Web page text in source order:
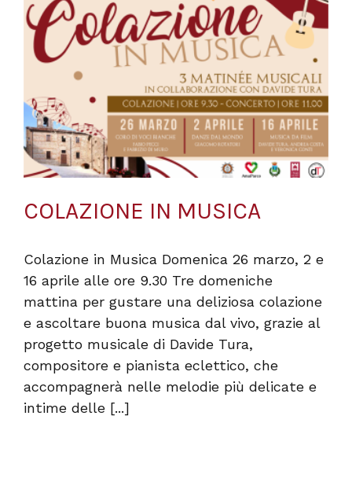
COLAZIONE IN MUSICA
Colazione in Musica Domenica 26 marzo, 2 e
16 aprile alle ore 9.30 Tre domeniche
mattina per gustare una deliziosa colazione
e ascoltare buona musica dal vivo, grazie al
progetto musicale di Davide Tura,
compositore e pianista eclettico, che
accompagnerà nelle melodie più delicate e
intime delle [...]